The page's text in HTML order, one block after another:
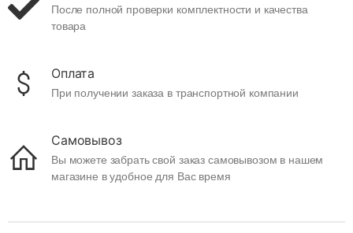
После полной проверки комплектности и качества
товара
Оплата
При получении заказа в транспортной компании
Самовывоз
Вы можете забрать свой заказ самовывозом в нашем
магазине в удобное для Вас время